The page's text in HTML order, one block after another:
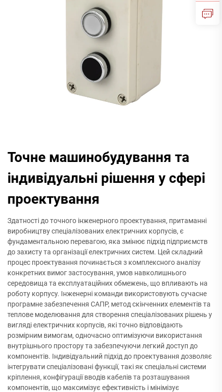
Точне машинобудування та
індивідуальні рішення у сфері
проектування
Здатності до точного інженерного проектування, притаманні
виробництву спеціалізованих електричних корпусів, є
фундаментальною перевагою, яка змінює підхід підприємств
до захисту та організації електричних систем. Цей складний
процес проектування починається з комплексного аналізу
конкретних вимог застосування, умов навколишнього
середовища та експлуатаційних обмежень, що впливають на
роботу корпусу. Інженерні команди використовують сучасне
програмне забезпечення САПР, метод скінченних елементів та
теплове моделювання для створення спеціалізованих рішень у
вигляді електричних корпусів, які точно відповідають
розмірним вимогам, одночасно оптимізуючи використання
внутрішнього простору та забезпечуючи легкий доступ до
компонентів. Індивідуальний підхід до проектування дозволяє
інтегрувати спеціалізовані функції, такі як спеціальні системи
кріплення, конфігурації вводів кабелів та розташування
компонентів, що максимізує ефективність і мінімізує